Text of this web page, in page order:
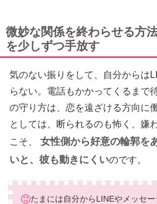
微妙な関係を終わらせる方
を少しずつ手放す
気のない振りをして、自分からは
らない。電話もかかってくるまで
の守り方は、恋を遠ざける方向に
としては、断られるのも怖く、嫌
こそ、
女性側から好意の輪郭を
いと、彼も動きにくいのです。
たまには自分からLINEやメッセ